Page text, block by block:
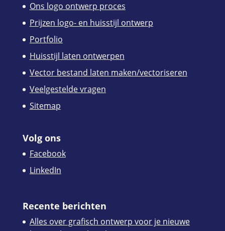
Ons logo ontwerp proces
Prijzen logo- en huisstijl ontwerp
Portfolio
Huisstijl laten ontwerpen
Vector bestand laten maken/vectoriseren
Veelgestelde vragen
Sitemap
Volg ons
Facebook
LinkedIn
Recente berichten
Alles over grafisch ontwerp voor je nieuwe